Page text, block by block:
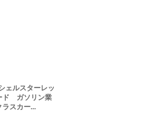
ェルスターレッ
ド ガソリン業
ラスカー...